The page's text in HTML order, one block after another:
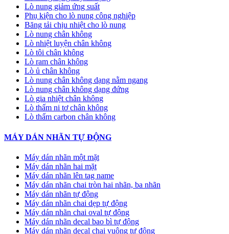
Lò nung giảm ứng suất
Phụ kiện cho lò nung công nghiệp
Băng tải chịu nhiệt cho lò nung
Lò nung chân không
Lò nhiệt luyện chân không
Lò tôi chân không
Lò ram chân không
Lò ủ chân không
Lò nung chân không dạng nằm ngang
Lò nung chân không dạng đứng
Lò gia nhiệt chân không
Lò thấm ni tơ chân không
Lò thấm carbon chân không
MÁY DÁN NHÃN TỰ ĐỘNG
Máy dán nhãn một mặt
Máy dán nhãn hai mặt
Máy dán nhãn lên tag name
Máy dán nhãn chai tròn hai nhãn, ba nhãn
Máy dán nhãn tự động
Máy dán nhãn chai dẹp tự động
Máy dán nhãn chai oval tự động
Máy dán nhãn decal bao bì tự động
Máy dán nhãn decal chai vuông tự động